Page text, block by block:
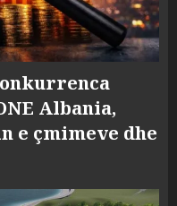
Albania,
e çmimeve dhe